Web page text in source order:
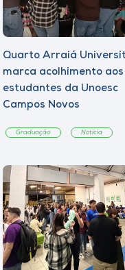
Quarto Arraiá
marca acolhimento aos
estudantes da Unoesc
Campos Novos
Graduação Notícia